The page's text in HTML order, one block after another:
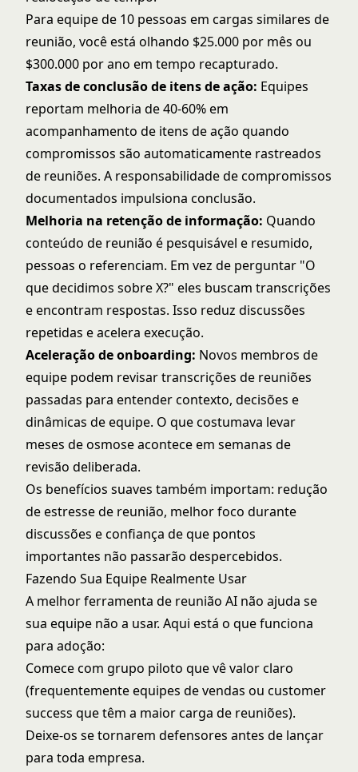
Para equipe de 10 pessoas em cargas similares de
reunião, você está olhando $25.000 por mês ou
$300.000 por ano em tempo recapturado.
Taxas de conclusão de itens de ação: Equipes
reportam melhoria de 40-60% em
acompanhamento de itens de ação quando
compromissos são automaticamente rastreados
de reuniões. A responsabilidade de compromissos
documentados impulsiona conclusão.
Melhoria na retenção de informação: Quando
conteúdo de reunião é pesquisável e resumido,
pessoas o referenciam. Em vez de perguntar "O
que decidimos sobre X?" eles buscam transcrições
e encontram respostas. Isso reduz discussões
repetidas e acelera execução.
Aceleração de onboarding: Novos membros de
equipe podem revisar transcrições de reuniões
passadas para entender contexto, decisões e
dinâmicas de equipe. O que costumava levar
meses de osmose acontece em semanas de
revisão deliberada.
Os benefícios suaves também importam: redução
de estresse de reunião, melhor foco durante
discussões e confiança de que pontos
importantes não passarão despercebidos.
Fazendo Sua Equipe Realmente Usar
A melhor ferramenta de reunião AI não ajuda se
sua equipe não a usar. Aqui está o que funciona
para adoção:
Comece com grupo piloto que vê valor claro
(frequentemente equipes de vendas ou customer
success que têm a maior carga de reuniões).
Deixe-os se tornarem defensores antes de lançar
para toda empresa.